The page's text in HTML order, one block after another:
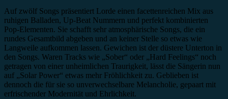
Auf zwölf Songs präsentiert Lorde einen facettenreichen Mix aus
ruhigen Balladen, Up-Beat Nummern und perfekt kombinierten
Pop-Elementen. Sie schafft sehr atmosphärische Songs, die ein
rundes Gesamtbild abgeben und an keiner Stelle so etwas wie
Langweile aufkommen lassen. Gewichen ist der düstere Unterton in
den Songs. Waren Tracks wie „Sober“ oder „Hard Feelings“ noch
getragen von einer unheimlichen Traurigkeit, lässt die Sängerin nun
auf „Solar Power“ etwas mehr Fröhlichkeit zu. Geblieben ist
dennoch die für sie so unverwechselbare Melancholie, gepaart mit
erfrischender Modernität und Ehrlichkeit.